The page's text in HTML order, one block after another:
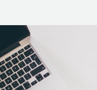
NOS ACTIONS
CONTACT